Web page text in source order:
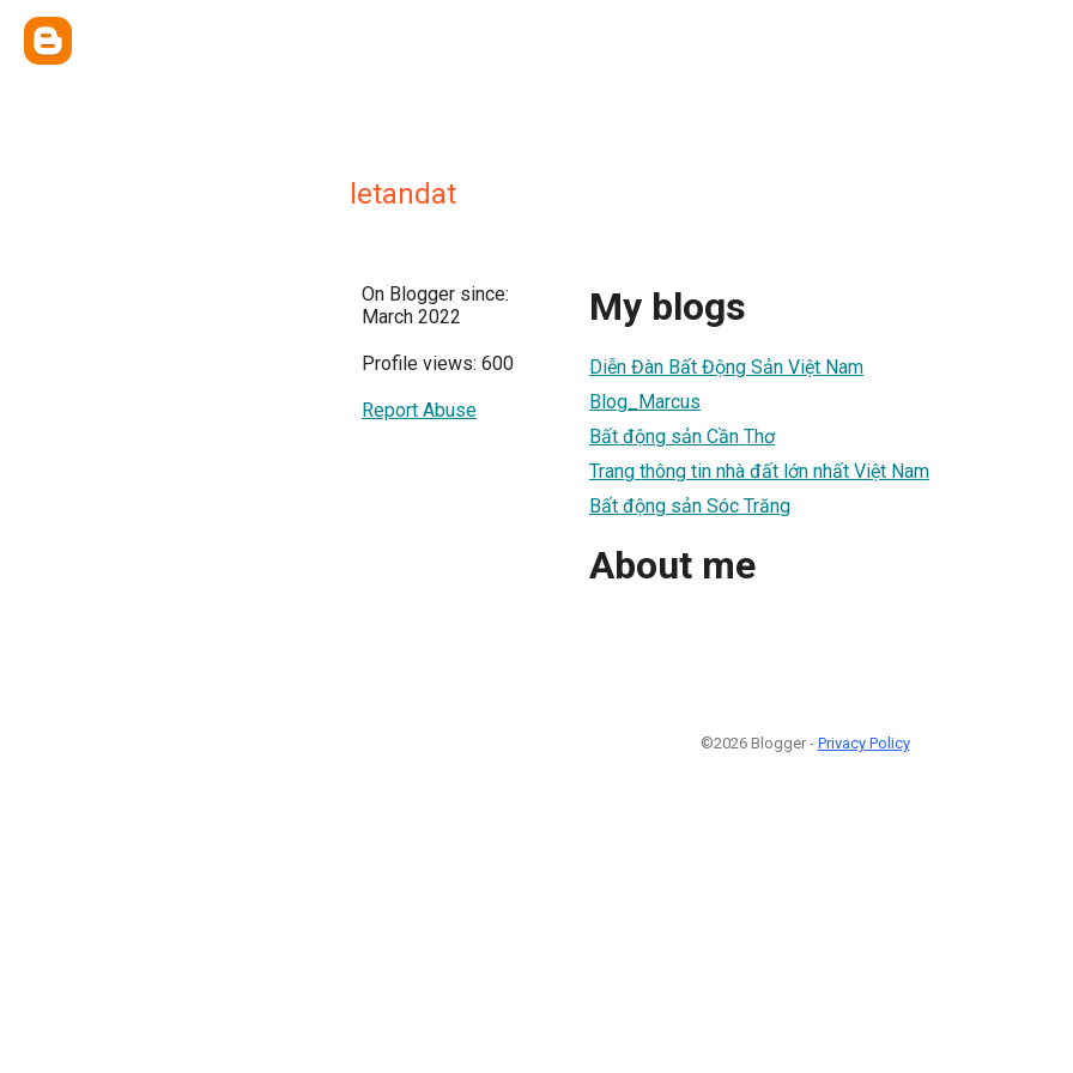
letandat
On Blogger since:
March 2022
Profile views: 600
Report Abuse
My blogs
Diễn Đàn Bất Động Sản Việt Nam
Blog_Marcus
Bất động sản Cần Thơ
Trang thông tin nhà đất lớn nhất Việt Nam
Bất động sản Sóc Trăng
About me
©2026 Blogger - Privacy Policy